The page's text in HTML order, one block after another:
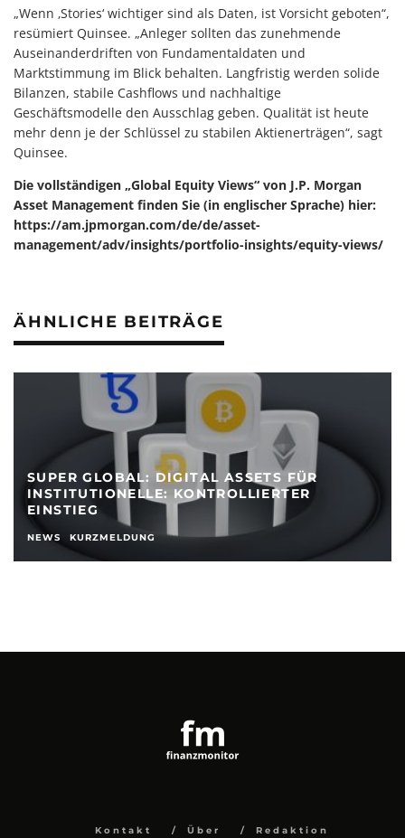
„Wenn ‚Stories‘ wichtiger sind als Daten, ist Vorsicht geboten“,
resümiert Quinsee. „Anleger sollten das zunehmende
Auseinanderdriften von Fundamentaldaten und
Marktstimmung im Blick behalten. Langfristig werden solide
Bilanzen, stabile Cashflows und nachhaltige
Geschäftsmodelle den Ausschlag geben. Qualität ist heute
mehr denn je der Schlüssel zu stabilen Aktienerträgen“, sagt
Quinsee.
Die vollständigen „Global Equity Views“ von J.P. Morgan
Asset Management finden Sie (in englischer Sprache) hier:
https://am.jpmorgan.com/de/de/asset-
management/adv/insights/portfolio-insights/equity-views/
ÄHNLICHE BEITRÄGE
SUPER GLOBAL: DIGITAL ASSETS FÜR
INSTITUTIONELLE: KONTROLLIERTER
EINSTIEG
NEWS KURZMELDUNG
Kontakt Über Redaktion